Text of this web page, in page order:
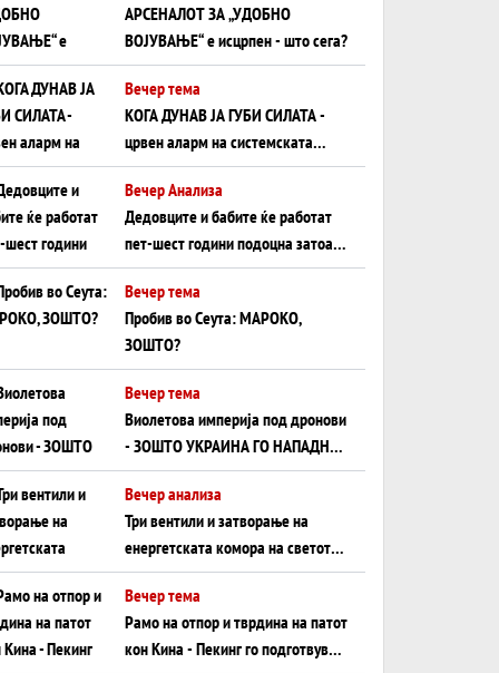
АРСЕНАЛОТ ЗА „УДОБНО
ВОЈУВАЊЕ“ е исцрпен - што сега?
Вечер тема
КОГА ДУНАВ ЈА ГУБИ СИЛАТА -
црвен аларм на системската
плоча од јужна Германија до
Црното Море...
Вечер Анализа
Дедовците и бабите ќе работат
пет-шест години подоцна затоа
што НЕМААТ ВНУЦИ ДА ГИ
ЗАМЕНАТ
Вечер тема
Пробив во Сеута: МАРОКО,
ЗОШТО?
Вечер тема
Виолетова империја под дронови
- ЗОШТО УКРАИНА ГО НАПАДНА
РУСКИОТ WILDBERRIES
Вечер анализа
Три вентили и затворање на
енергетската комора на светот:
Нападот во Суец најавува
глобален енергетски инфаркт?
Вечер тема
Рамо на отпор и тврдина на патот
кон Кина - Пекинг го подготвува